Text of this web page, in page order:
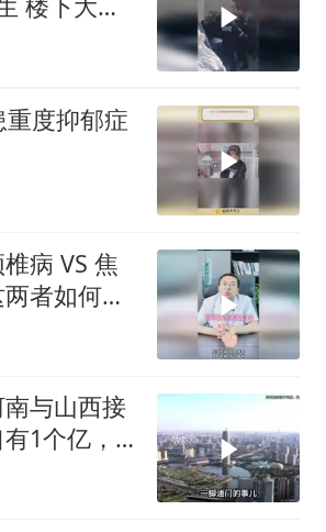
楼下大批
重度抑郁症
病 VS 焦
者如何区
与山西接
1个亿，